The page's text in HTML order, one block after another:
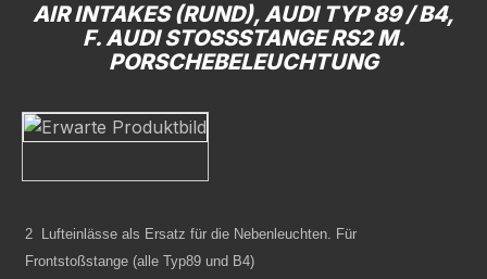
AIR INTAKES (RUND), AUDI TYP 89 / B4,
F. AUDI STOSSSTANGE RS2 M. P
ORSCHEBELEUCHTUNG
2 Lufteinlässe als Ersatz für die Nebenleuchten. Für
Frontstoßstange (alle Typ89 und B4)